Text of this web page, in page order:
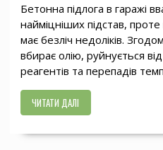
Бетонна підлога в гаражі
найміцніших підстав,
має безліч недоліків.
вбирає олію, руйнується
реагентів та перепадів
ЧИТАТИ ДАЛІ